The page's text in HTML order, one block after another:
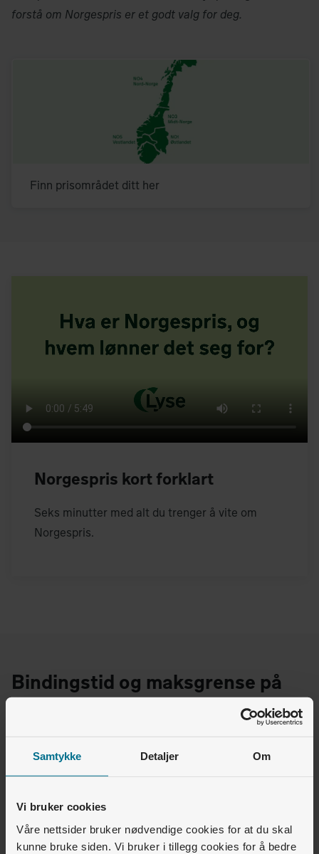
Samtykke Detaljer Om
Vi bruker cookies
Våre nettsider bruker nødvendige cookies for at du skal
kunne bruke siden. Vi bruker i tillegg cookies for å bedre
forstå om Norgespris er et godt valg for deg.
Finn prisområdet ditt her
Norgespris kort forklart
Seks minutter med alt du trenger å vite om
Norgespris.
Bindingstid og maksgrense på
er åpnet for å velge inn avtalen på
eksempel Lnett), på samme måte som standard
strømstøtteordning.
Kan du ikke bestille digitalt, må du kontakte netteieren